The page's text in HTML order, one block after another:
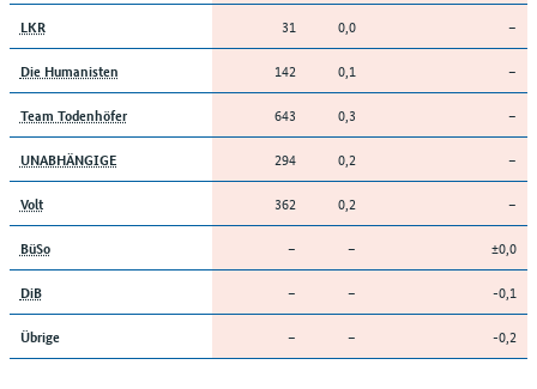
LKR 31 0,0 –
Die Humanisten 142 0,1 –
Team Todenhöfer 643 0,3 –
UNABHÄNGIGE 294 0,2 –
Volt 362 0,2 –
BüSo – – ±0,0
DiB – – -0,1
Übrige – – -0,2